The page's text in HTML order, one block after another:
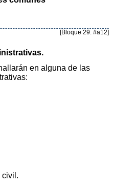
[Bloque 29: #a12]
en alguna de las
civil.